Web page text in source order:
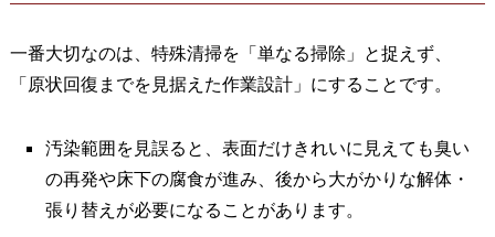
一番大切なのは、特殊清掃を「単なる掃除」と捉えず、
「原状回復までを見据えた作業設計」にすることです。
汚染範囲を見誤ると、表面だけきれいに見えても臭い
の再発や床下の腐食が進み、後から大がかりな解体・
張り替えが必要になることがあります。